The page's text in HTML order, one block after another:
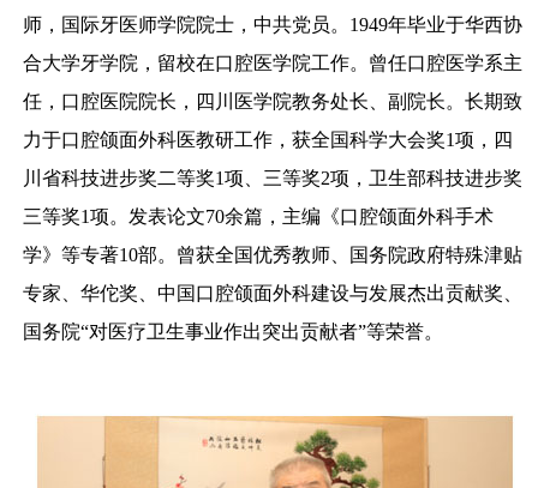
师，国际牙医师学院院士，中共党员。 1949年毕业于华西协
合大学牙学院，留校在口腔医学院工作。曾任口腔医学系主
任，口腔医院院长，四川医学院教务处长、副院长。长期致
力于口腔颌面外科医教研工作，获全国科学大会奖1项，四
川省科技进步奖二等奖1项、三等奖2项，卫生部科技进步奖
三等奖1项。发表论文70余篇，主编《口腔颌面外科手术
学》等专著10部。曾获全国优秀教师、国务院政府特殊津贴
专家、华佗奖、中国口腔颌面外科建设与发展杰出贡献奖、
国务院“对医疗卫生事业作出突出贡献者”等荣誉。